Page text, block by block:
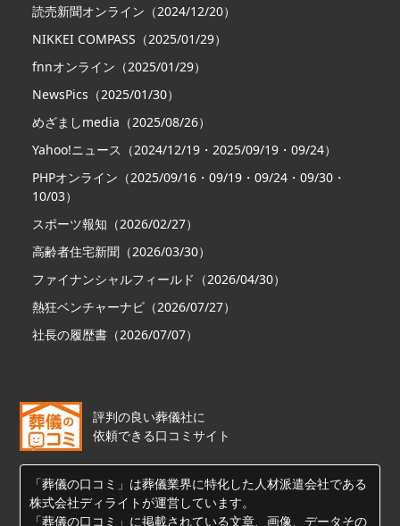
読売新聞オンライン（2024/12/20）
NIKKEI COMPASS（2025/01/29）
fnnオンライン（2025/01/29）
NewsPics（2025/01/30）
めざましmedia（2025/08/26）
Yahoo!ニュース（2024/12/19・2025/09/19・09/24）
PHPオンライン（2025/09/16・09/19・09/24・09/30・
10/03）
スポーツ報知（2026/02/27）
高齢者住宅新聞（2026/03/30）
ファイナンシャルフィールド（2026/04/30）
熱狂ベンチャーナビ（2026/07/27）
社長の履歴書（2026/07/07）
評判の良い葬儀社に
依頼できる口コミサイト
「葬儀の口コミ」は葬儀業界に特化した人材派遣会社である
株式会社ディライトが運営しています。
「葬儀の口コミ」に掲載されている文章、画像、データその